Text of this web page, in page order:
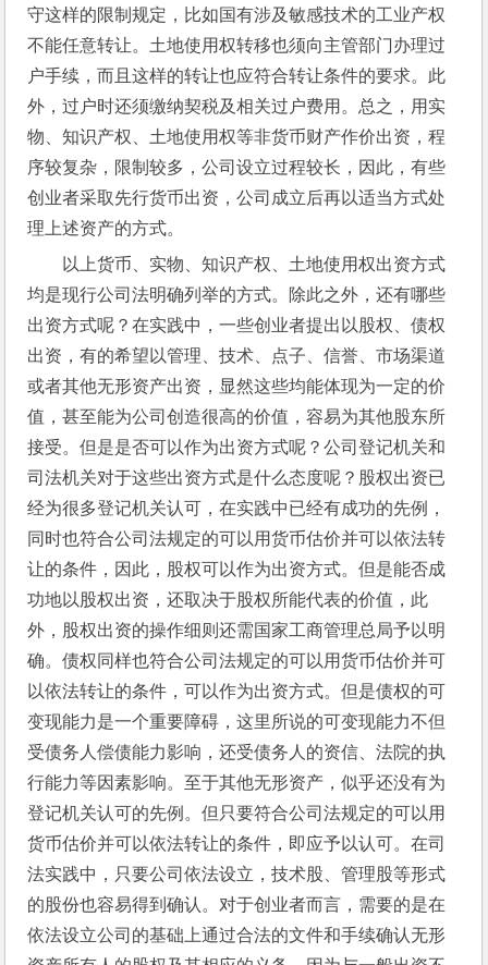
守这样的限制规定，比如国有涉及敏感技术的工业产权
不能任意转让。土地使用权转移也须向主管部门办理过
户手续，而且这样的转让也应符合转让条件的要求。此
外，过户时还须缴纳契税及相关过户费用。总之，用实
物、知识产权、土地使用权等非货币财产作价出资，程
序较复杂，限制较多，公司设立过程较长，因此，有些
创业者采取先行货币出资，公司成立后再以适当方式处
理上述资产的方式。
以上货币、实物、知识产权、土地使用权出资方式
均是现行公司法明确列举的方式。除此之外，还有哪些
出资方式呢？在实践中，一些创业者提出以股权、债权
出资，有的希望以管理、技术、点子、信誉、市场渠道
或者其他无形资产出资，显然这些均能体现为一定的价
值，甚至能为公司创造很高的价值，容易为其他股东所
接受。但是是否可以作为出资方式呢？公司登记机关和
司法机关对于这些出资方式是什么态度呢？股权出资已
经为很多登记机关认可，在实践中已经有成功的先例，
同时也符合公司法规定的可以用货币估价并可以依法转
让的条件，因此，股权可以作为出资方式。但是能否成
功地以股权出资，还取决于股权所能代表的价值，此
外，股权出资的操作细则还需国家工商管理总局予以明
确。债权同样也符合公司法规定的可以用货币估价并可
以依法转让的条件，可以作为出资方式。但是债权的可
变现能力是一个重要障碍，这里所说的可变现能力不但
受债务人偿债能力影响，还受债务人的资信、法院的执
行能力等因素影响。至于其他无形资产，似乎还没有为
登记机关认可的先例。但只要符合公司法规定的可以用
货币估价并可以依法转让的条件，即应予以认可。在司
法实践中，只要公司依法设立，技术股、管理股等形式
的股份也容易得到确认。对于创业者而言，需要的是在
依法设立公司的基础上通过合法的文件和手续确认无形